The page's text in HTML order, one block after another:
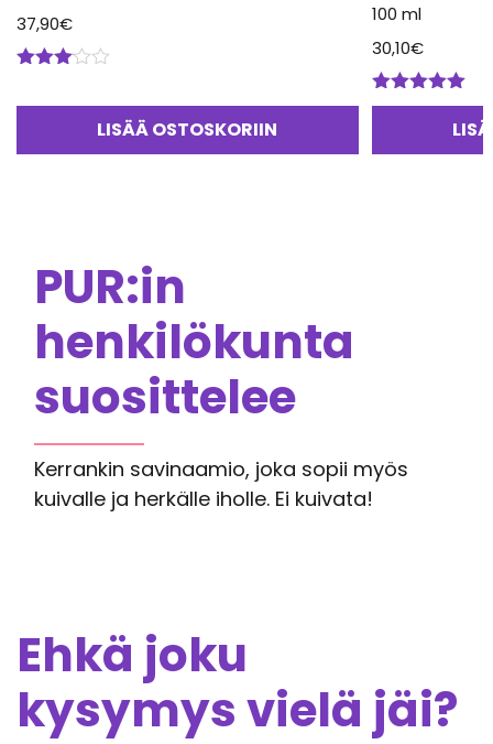
37,90€
LISÄÄ OSTOSKORIIN
100 ml
30,10€
Arvostelu
PUR:in
henkilökunta
suosittelee
Kerrankin savinaamio, joka sopii myös
kuivalle ja herkälle iholle. Ei kuivata!
Ehkä joku
kysymys vielä jäi?